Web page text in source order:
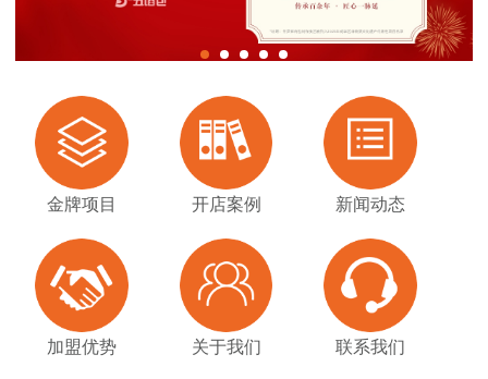
金牌项目 开店案例 新闻动态
加盟优势 关于我们 联系我们